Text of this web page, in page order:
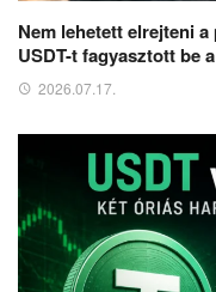
Nem lehetett elrejteni
USDT-t fagyasztott be
2026.07.17.